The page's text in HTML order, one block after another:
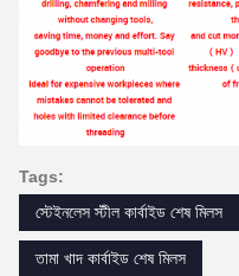
Tags:
স্টেইনলেস স্টীল কার্বাইড শেষ মিলস
তামা খাদ কার্বাইড শেষ মিলস